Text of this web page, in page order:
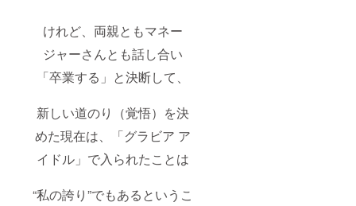
けれど、両親ともマネー
ジャーさんとも話し合い
「卒業する」と決断して、
新しい道のり（覚悟）を決
めた現在は、「グラビア ア
イドル」で入られたことは
“私の誇り”でもあるというこ